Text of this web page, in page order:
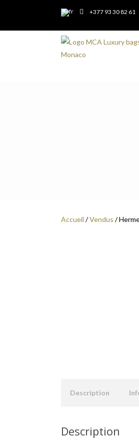
+377 93 30 82 61
Accueil /Vendus /
Description
Description